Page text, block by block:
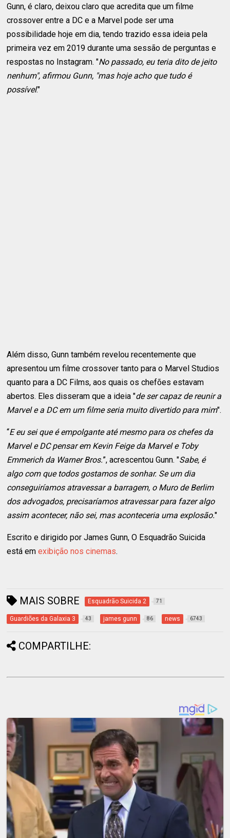
Gunn, é claro, deixou claro que acredita que um filme
crossover entre a DC e a Marvel pode ser uma
possibilidade hoje em dia, tendo trazido essa ideia pela
primeira vez em 2019 durante uma sessão de perguntas e
respostas no Instagram. "No passado, eu teria dito de jeito
nenhum", afirmou Gunn, "mas hoje acho que tudo é
possível."
Além disso, Gunn também revelou recentemente que
apresentou um filme crossover tanto para o Marvel Studios
quanto para a DC Films, aos quais os chefões estavam
abertos. Eles disseram que a ideia "de ser capaz de reunir a
Marvel e a DC em um filme seria muito divertido para mim".
“E eu sei que é empolgante até mesmo para os chefes da
Marvel e DC pensar em Kevin Feige da Marvel e Toby
Emmerich da Warner Bros.”, acrescentou Gunn. "Sabe, é
algo com que todos gostamos de sonhar. Se um dia
conseguiríamos atravessar a barragem, o Muro de Berlim
dos advogados, precisaríamos atravessar para fazer algo
assim acontecer, não sei, mas aconteceria uma explosão."
Escrito e dirigido por James Gunn, O Esquadrão Suicida
está emexibição nos cinemas.
MAIS SOBRE Esquadrão Suicida 2 71
Guardiões da Galaxia 3 43 james gunn 86 news 6743
COMPARTILHE: